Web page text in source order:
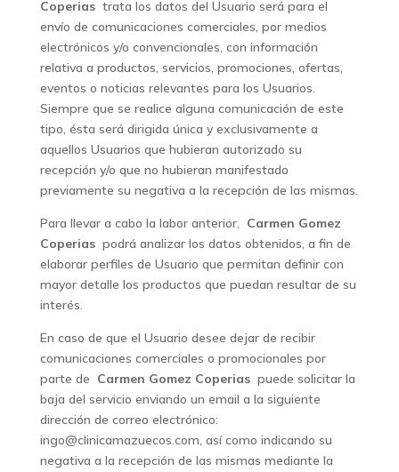
Coperiastrata los datos del Usuario será para el
envío de comunicaciones comerciales, por medios
electrónicos y/o convencionales, con información
relativa a productos, servicios, promociones, ofertas,
eventos o noticias relevantes para los Usuarios.
Siempre que se realice alguna comunicación de este
tipo, ésta será dirigida única y exclusivamente a
aquellos Usuarios que hubieran autorizado su
recepción y/o que no hubieran manifestado
previamente su negativa a la recepción de las mismas.
Para llevar a cabo la labor anterior, Carmen Gomez
Coperiaspodrá analizar los datos obtenidos, a fin de
elaborar perfiles de Usuario que permitan definir con
mayor detalle los productos que puedan resultar de su
interés.
En caso de que el Usuario desee dejar de recibir
comunicaciones comerciales o promocionales por
parte de Carmen Gomez Coperiaspuede solicitar la
baja del servicio enviando un email a la siguiente
dirección de correo electrónico:
ingo@clinicamazuecos.com, así como indicando su
negativa a la recepción de las mismas mediante la